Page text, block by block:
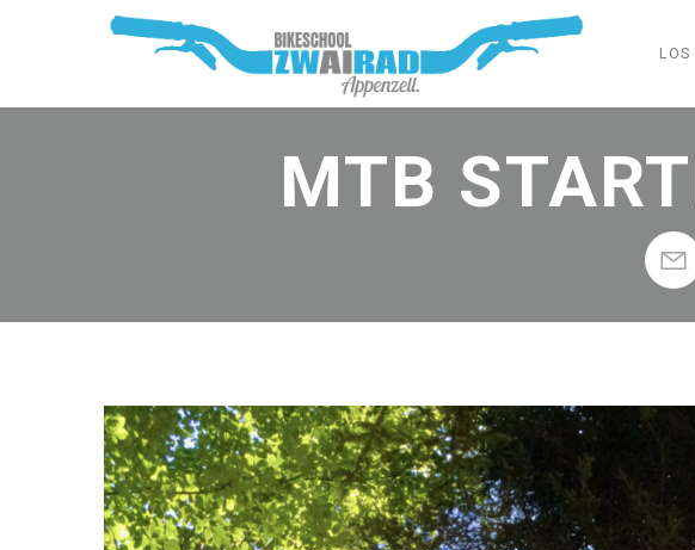
LOS
MTB